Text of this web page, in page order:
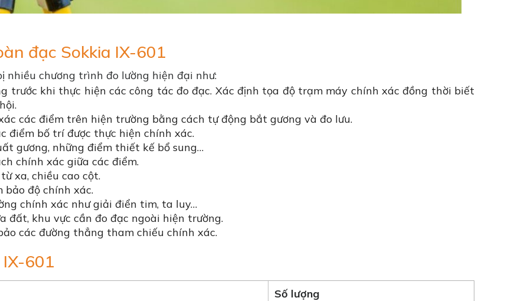
đạc Sokkia IX-601
chương trình đo lường hiện đại như:
trước khi thực hiện các công tác đo đạc. Xác định tọa độ trạm máy chính xác đồng thời biết
các điểm trên hiện trường bằng cách tự động bắt gương và đo lưu.
điểm bố trí được thực hiện chính xác.
gương, những điểm thiết kế bổ sung…
chính xác giữa các điểm.
xa, chiều cao cột.
bảo độ chính xác.
chính xác như giải điển tim, ta luy…
khu vực cần đo đạc ngoài hiện trường.
các đường thẳng tham chiếu chính xác.
601
Số lượng